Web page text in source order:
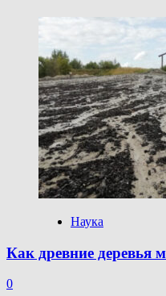
Наука
Как древние деревья
0